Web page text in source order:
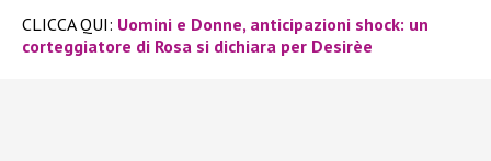
CLICCA QUI: Uomini e Donne, anticipazioni shock: un
corteggiatore di Rosa si dichiara per Desirèe